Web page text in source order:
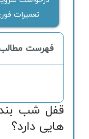
تعمیرات
فهرست
قفل شب
هایی دارد؟